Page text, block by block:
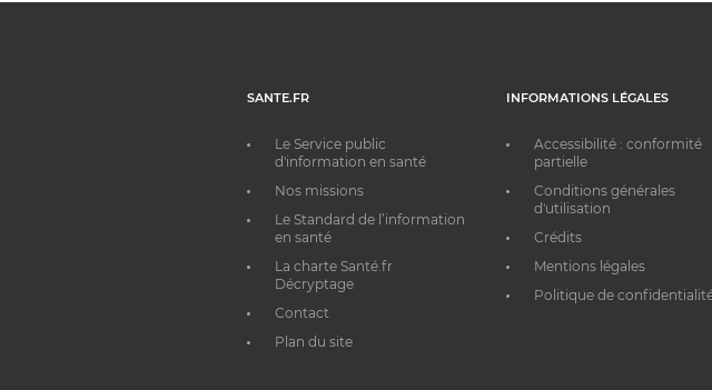
SANTE.FR
Le Service public
d'information en santé
Nos missions
Le Standard de l’information
en santé
La charte Santé.fr
Décryptage
Contact
Plan du site
INFORMATIONS LÉGALES
Accessibilité : conformité
partielle
Conditions générales
d'utilisation
Crédits
Mentions légales
Politique de